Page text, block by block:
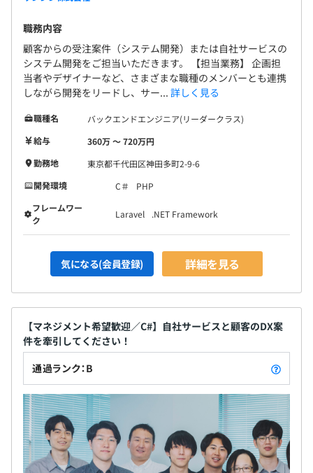
職務内容
顧客からの受注案件（システム開発）または自社サービスの
システム開発をご担当いただきます。 【担当業務】 企画担
当者やデザイナーなど、さまざまな職種のメンバーとも連携
しながら開発をリードし、サー... 詳しく見る
職種名
バックエンドエンジニア(リーダークラス)
給与
360万 〜 720万円
勤務地
東京都千代田区神田多町2-9-6
開発環境
C＃
PHP
フレームワー
ク
Laravel .NET Framework
気になる(会員登録) 詳細を見る
【マネジメント希望歓迎／C#】自社サービスと顧客のDX案
件を牽引してください！
通過ランク：B